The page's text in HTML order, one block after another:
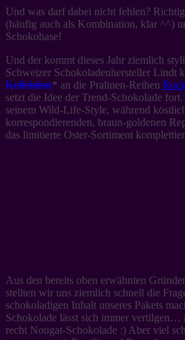
Und was darf dabei nicht fehlen?
(häufig auch als Kombination, klar ^^)
Schokohase!
Und der kommt dieses Jahr ziemlich
Schweizer Schokoladenhersteller Lindt
Kollektion* an die Pralinen-Reihen
setzt die Idee der Trend-Schokolade
seinem Wild-Life-Style, während
korrespondierenden, braun-goldenen
das limitierte Oster-Sortiment
Aus den bereits oben erwähnten
stellten wir uns ziemlich schnell die
schokoladigen Inhalt unseres Pakets
Schokolade lässt sich immer vertilgen…
recht Nougat-Schokolade :) Aber viel